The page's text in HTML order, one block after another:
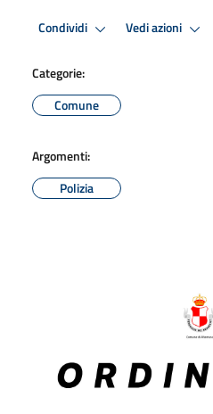
Condividi Vedi azioni
Categorie:
Comune
Argomenti:
Polizia